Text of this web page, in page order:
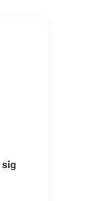
sig